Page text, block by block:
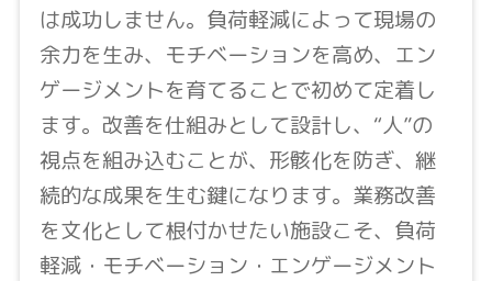
は成功しません。負荷軽減によって現場の
余力を生み、モチベーションを高め、エン
ゲージメントを育てることで初めて定着し
ます。改善を仕組みとして設計し、“人”の
視点を組み込むことが、形骸化を防ぎ、継
続的な成果を生む鍵になります。業務改善
を文化として根付かせたい施設こそ、負荷
軽減・モチベーション・エンゲージメント